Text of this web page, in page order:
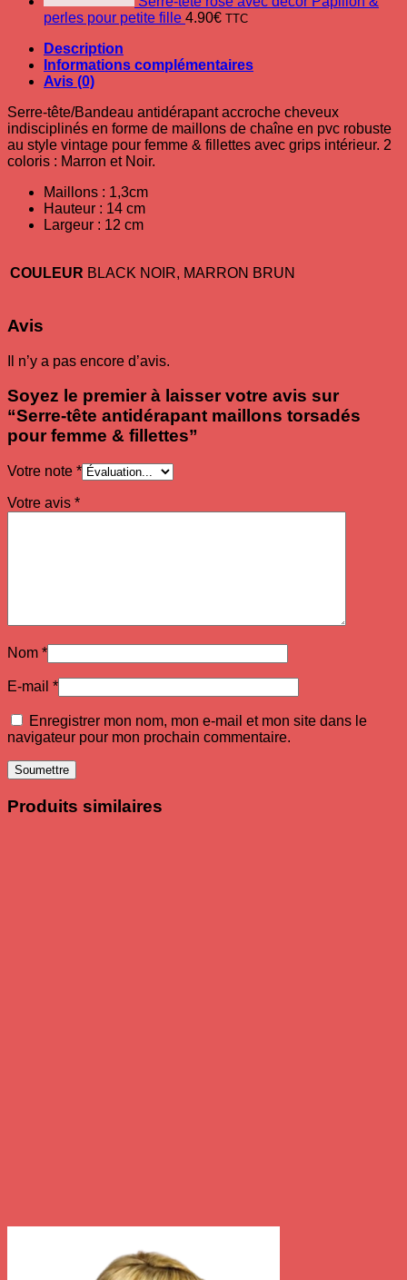
perles pour petite fille 4.90€ TTC
Description
Informations complémentaires
Avis (0)
Serre-tête/Bandeau antidérapant accroche cheveux
indisciplinés en forme de maillons de chaîne en pvc robuste
au style vintage pour femme & fillettes avec grips intérieur. 2
coloris : Marron et Noir.
Maillons : 1,3cm
Hauteur : 14 cm
Largeur : 12 cm
COULEUR BLACK NOIR, MARRON BRUN
Avis
Il n’y a pas encore d’avis.
Soyez le premier à laisser votre avis sur
“Serre-tête antidérapant maillons torsadés
pour femme & fillettes”
Votre note *
Votre avis *
Nom *
E-mail *
Enregistrer mon nom, mon e-mail et mon site dans le
navigateur pour mon prochain commentaire.
Produits similaires